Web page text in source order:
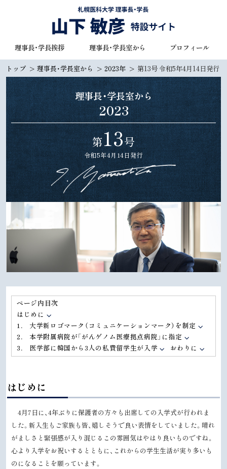
ニ
ュ
札幌医科大学 理事長・学長
山下 敏彦 特設サイト
理事長・学長挨拶 理事長・学長室から プロフィール
トップ 理事長・学長室から 2023年 第13号 令和5年4月14日発行
理事長・学長室から
2023
第13号
令和5年4月14日発行
ページ内目次
はじめに
1． 大学新ロゴマーク（コミュニケーションマーク）を制定
2． 本学附属病院が「がんゲノム医療拠点病院」に指定
3． 医学部に韓国から3人の私費留学生が入学
おわりに
はじめに
4月7日に、4年ぶりに保護者の方々も出席しての入学式が行われま
した。新入生もご家族も皆、嬉しそうで良い表情をしていました。晴れ
がましさと緊張感が入り混じるこの雰囲気はやはり良いものですね。
心より入学をお祝いするとともに、これからの学生生活が実り多いも
のになることを願っています。